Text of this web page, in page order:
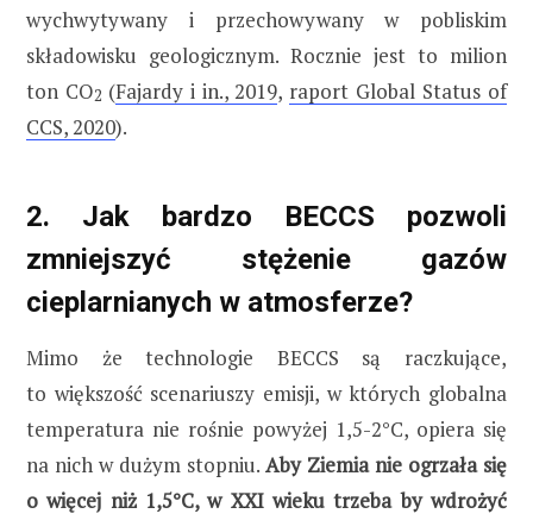
wychwytywany i przechowywany w pobliskim
składowisku geologicznym. Rocznie jest to milion
ton CO2 (Fajardy i in., 2019, raport Global Status of
CCS, 2020).
2. Jak bardzo BECCS pozwoli
zmniejszyć stężenie gazów
cieplarnianych w atmosferze?
Mimo że technologie BECCS są raczkujące,
to większość scenariuszy emisji, w których globalna
temperatura nie rośnie powyżej 1,5-2°C, opiera się
na nich w dużym stopniu. Aby Ziemia nie ogrzała się
o więcej niż 1,5°C, w XXI wieku trzeba by wdrożyć